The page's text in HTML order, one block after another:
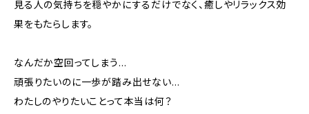
見る人の気持ちを穏やかにするだけでなく、癒しやリラックス効
果をもたらします。
なんだか空回ってしまう…
頑張りたいのに一歩が踏み出せない…
わたしのやりたいことって本当は何？